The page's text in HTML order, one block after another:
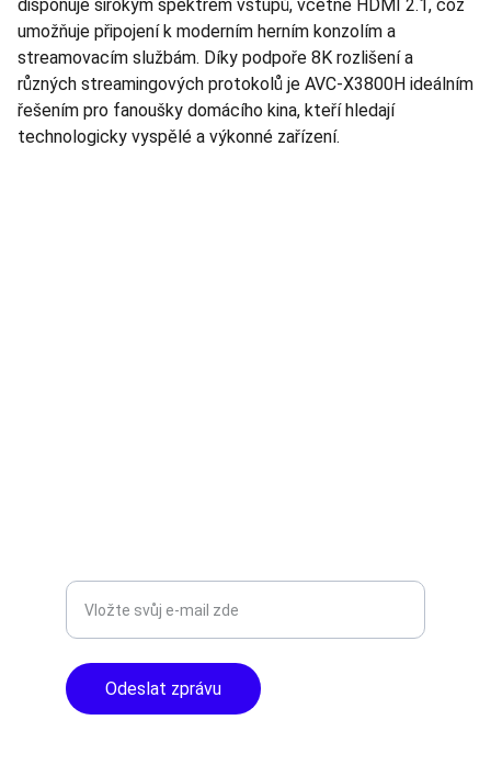
disponuje širokým spektrem vstupů, včetně HDMI 2.1, což
umožňuje připojení k moderním herním konzolím a
streamovacím službám. Díky podpoře 8K rozlišení a
různých streamingových protokolů je AVC-X3800H ideálním
řešením pro fanoušky domácího kina, kteří hledají
technologicky vyspělé a výkonné zařízení.
Odeslat zprávu